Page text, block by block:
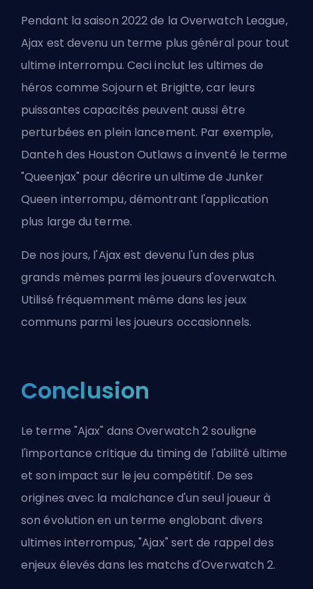
Pendant la saison 2022 de la Overwatch League,
Ajax est devenu un terme plus général pour tout
ultime interrompu. Ceci inclut les ultimes de
héros commeSojourn et Brigitte, car leurs
puissantes capacités peuvent aussi être
perturbées en plein lancement. Par exemple,
Danteh des Houston Outlaws a inventé le terme
"Queenjax" pour décrire un ultime de Junker
Queen interrompu, démontrant l'application
plus large du terme.
De nos jours, l'Ajax est devenu l'un des plus
grands mèmes parmi les joueurs d'overwatch.
Utilisé fréquemment même dans les jeux
communs parmi les joueurs occasionnels.
Conclusion
Le terme "Ajax" dans Overwatch 2 souligne
l'importance critique du timing de l'abilité ultime
et son impact sur le jeu compétitif. De ses
origines avec la malchance d'un seul joueur à
son évolution en un terme englobant divers
ultimes interrompus, "Ajax" sert de rappel des
enjeux élevés dans les matchs d'Overwatch 2.